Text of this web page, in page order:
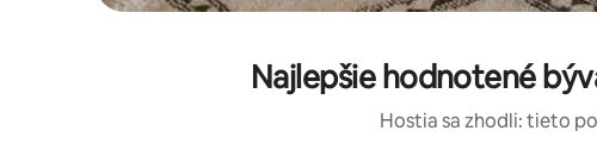
Najlepšie hodnotené
Hostia sa zhodli: tieto